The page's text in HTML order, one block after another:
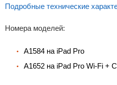
Подробные технические
Номера моделей:
A1584 на iPad Pro
A1652 на iPad Pro Wi-Fi +